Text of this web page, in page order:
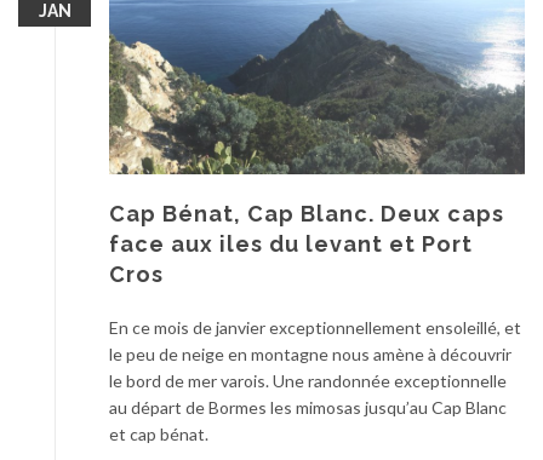
JAN
Cap Bénat, Cap Blanc. Deux caps
face aux iles du levant et Port
Cros
En ce mois de janvier exceptionnellement ensoleillé, et
le peu de neige en montagne nous amène à découvrir
le bord de mer varois. Une randonnée exceptionnelle
au départ de Bormes les mimosas jusqu’au Cap Blanc
et cap bénat.